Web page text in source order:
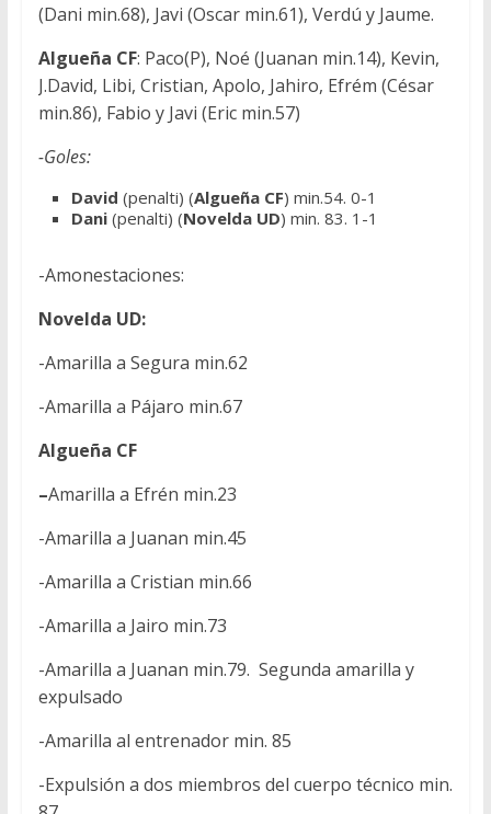
(Dani min.68), Javi (Oscar min.61), Verdú y Jaume.
Algueña CF: Paco(P), Noé (Juanan min.14), Kevin,
J.David, Libi, Cristian, Apolo, Jahiro, Efrém (César
min.86), Fabio y Javi (Eric min.57)
-Goles:
David (penalti) (Algueña CF) min.54. 0-1
Dani(penalti) (Novelda UD) min. 83. 1-1
-Amonestaciones:
Novelda UD:
-Amarilla a Segura min.62
-Amarilla a Pájaro min.67
Algueña CF
–Amarilla a Efrén min.23
-Amarilla a Juanan min.45
-Amarilla a Cristian min.66
-Amarilla a Jairo min.73
-Amarilla a Juanan min.79. Segunda amarilla y
expulsado
-Amarilla al entrenador min. 85
-Expulsión a dos miembros del cuerpo técnico min.